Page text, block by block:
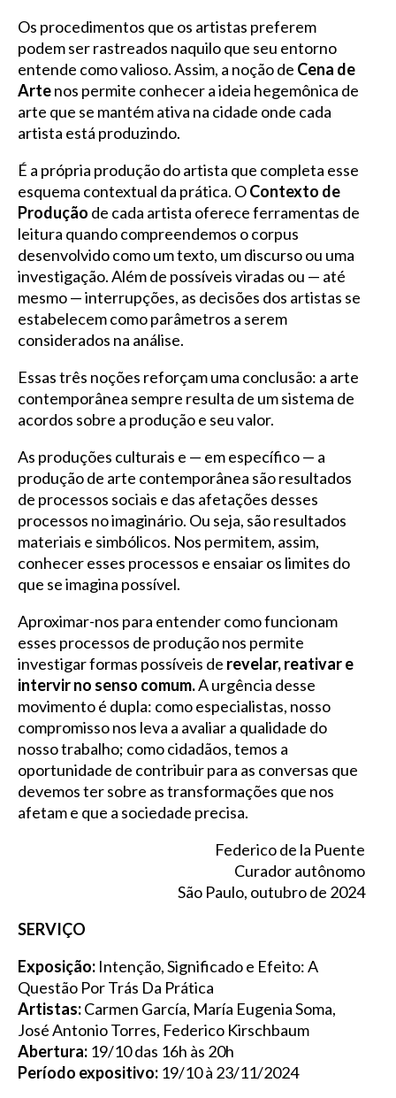
Os procedimentos que os artistas preferem
podem ser rastreados naquilo que seu entorno
entende como valioso. Assim, a noção de Cena de
Artenos permite conhecer a ideia hegemônica de
arte que se mantém ativa na cidade onde cada
artista está produzindo.
É a própria produção do artista que completa esse
esquema contextual da prática. OContexto de
Produção de cada artista oferece ferramentas de
leitura quando compreendemos o corpus
desenvolvido como um texto, um discurso ou uma
investigação. Além de possíveis viradas ou — até
mesmo — interrupções, as decisões dos artistas se
estabelecem como parâmetros a serem
considerados na análise.
Essas três noções reforçam uma conclusão: a arte
contemporânea sempre resulta de um sistema de
acordos sobre a produção e seu valor.
As produções culturais e — em específico — a
produção de arte contemporânea são resultados
de processos sociais e das afetações desses
processos no imaginário. Ou seja, são resultados
materiais e simbólicos. Nos permitem, assim,
conhecer esses processos e ensaiar os limites do
que se imagina possível.
Aproximar-nos para entender como funcionam
esses processos de produção nos permite
investigar formas possíveis de revelar, reativar e
intervir no senso comum.A urgência desse
movimento é dupla: como especialistas, nosso
compromisso nos leva a avaliar a qualidade do
nosso trabalho; como cidadãos, temos a
oportunidade de contribuir para as conversas que
devemos ter sobre as transformações que nos
afetam e que a sociedade precisa.
Federico de la Puente
Curador autônomo
São Paulo, outubro de 2024
SERVIÇO
Exposição: Intenção, Significado e Efeito: A
Questão Por Trás Da Prática
Artistas:Carmen García, María Eugenia Soma,
José Antonio Torres, Federico Kirschbaum
Abertura: 19/10 das 16h às 20h
Período expositivo: 19/10 à 23/11/2024